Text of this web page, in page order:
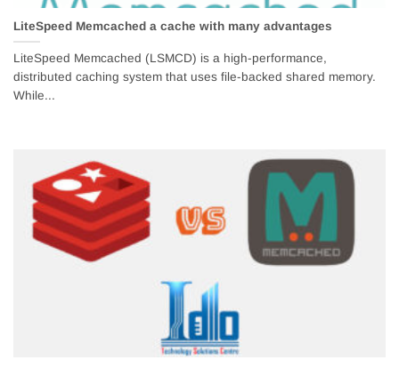
LiteSpeed Memcached a cache with many advantages
LiteSpeed Memcached (LSMCD) is a high-performance,
distributed caching system that uses file-backed shared memory.
While...